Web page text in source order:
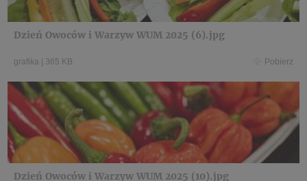
Dzień Owoców i Warzyw WUM 2025 (6).jpg
grafika | 365 KB Pobierz
Dzień Owoców i Warzyw WUM 2025 (10).jpg